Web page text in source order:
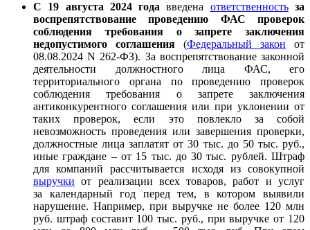
С 19 августа 2024 года введена ответственность за
воспрепятствование проведению ФАС проверок
соблюдения требования о запрете заключения
недопустимого соглашения (Федеральный закон от
08.08.2024 N 262-ФЗ). За воспрепятствование законной
деятельности должностного лица ФАС, его
территориального органа по проведению проверок
соблюдения требования о запрете заключения
антиконкурентного соглашения или при уклонении от
таких проверок, если это повлекло за собой
невозможность проведения или завершения проверки,
должностные лица заплатят от 30 тыс. до 50 тыс. руб.,
иные граждане – от 15 тыс. до 30 тыс. рублей. Штраф
для компаний рассчитывается исходя из совокупной
выручки от реализации всех товаров, работ и услуг
за календарный год перед тем, в котором выявили
нарушение. Например, при выручке не более 120 млн
руб. штраф составит 100 тыс. руб., при выручке от 120